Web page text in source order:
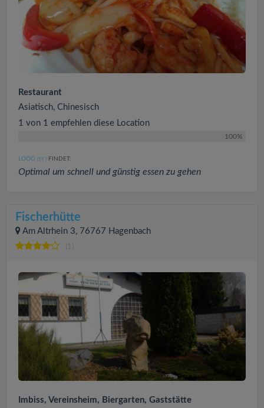
Restaurant
Asiatisch, Chinesisch
1 von 1 empfehlen diese Location
100%
LÖÖÖ (19 ) FINDET:
Optimal um schnell und günstig essen zu gehen
Fischerhütte
Am Altrhein 3, 76767 Hagenbach
(1)
Imbiss, Vereinsheim, Biergarten, Gaststätte